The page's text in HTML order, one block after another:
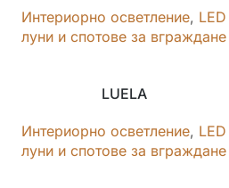
Интериорно осветление, LED
луни и спотове за вграждане
LUELA
Интериорно осветление, LED
луни и спотове за вграждане